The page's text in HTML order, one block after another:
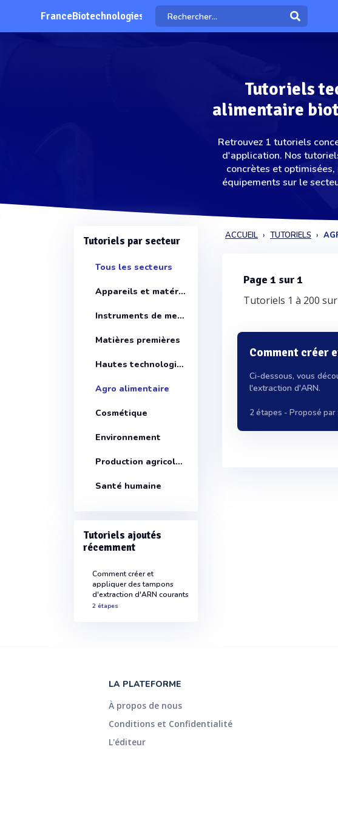
FranceBiotechnologies
Tutoriels
alimentaire
Retrouvez 1 tutoriels
d'application. Nos
concrètes et
équipements sur le
Tutoriels par secteur
Tous les secteurs
Appareils et matériels
Instruments de mesure
Matières premières
Hautes technologies
Agro alimentaire
Cosmétique
Environnement
Production agricole santé animale
Santé humaine
Tutoriels ajoutés
récemment
Comment créer et
appliquer des tampons
d'extraction d'ARN courants
2 étapes
ACCUEIL TUTORIELS
Page 1 sur 1
Tutoriels 1 à 200 sur
Comment créer
Ci-dessous, vous
l'extraction d'ARN.
2 étapes - Proposé par :
LA PLATEFORME
À propos de nous
Conditions et Confidentialité
L'éditeur